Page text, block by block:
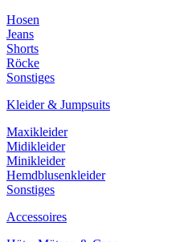
Hosen
Jeans
Shorts
Röcke
Sonstiges
Kleider & Jumpsuits
Maxikleider
Midikleider
Minikleider
Hemdblusenkleider
Sonstiges
Accessoires